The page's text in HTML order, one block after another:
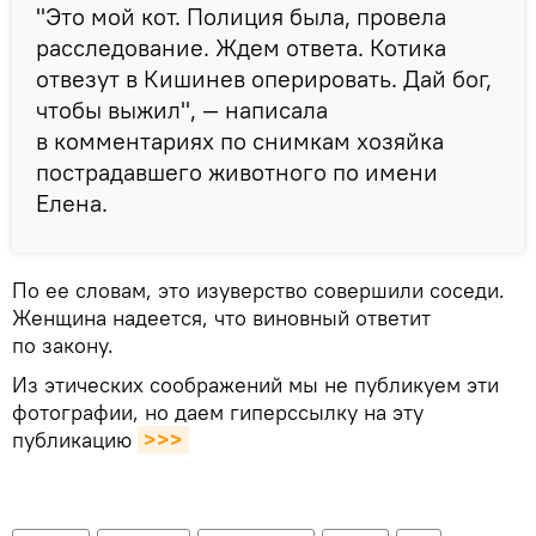
"Это мой кот. Полиция была, провела
расследование. Ждем ответа. Котика
отвезут в Кишинев оперировать. Дай бог,
чтобы выжил", — написала
в комментариях по снимкам хозяйка
пострадавшего животного по имени
Елена.
По ее словам, это изуверство совершили соседи.
Женщина надеется, что виновный ответит
по закону.
Из этических соображений мы не публикуем эти
фотографии, но даем гиперссылку на эту
публикацию >>>